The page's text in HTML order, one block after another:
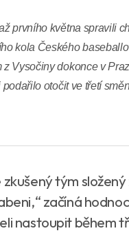
prvního května spravili
kola Českého
Vysočiny dokonce v
otočit ve třetí
tým
začíná
nastoupit během